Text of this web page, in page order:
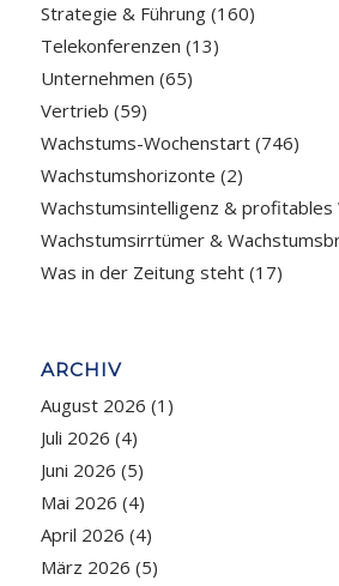
Strategie & Führung(160)
Telekonferenzen (13)
Unternehmen (65)
Vertrieb (59)
Wachstums-Wochenstart(746)
Wachstumshorizonte (2)
Wachstumsintelligenz & profitables
Wachstumsirrtümer &
Was in der Zeitung steht(17)
ARCHIV
August 2026 (1)
Juli 2026 (4)
Juni 2026 (5)
Mai 2026 (4)
April 2026 (4)
März 2026 (5)